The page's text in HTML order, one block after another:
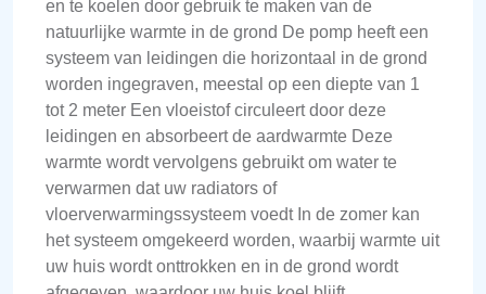
en te koelen door gebruik te maken van de
natuurlijke warmte in de grond De pomp heeft een
systeem van leidingen die horizontaal in de grond
worden ingegraven, meestal op een diepte van 1
tot 2 meter Een vloeistof circuleert door deze
leidingen en absorbeert de aardwarmte Deze
warmte wordt vervolgens gebruikt om water te
verwarmen dat uw radiators of
vloerverwarmingssysteem voedt In de zomer kan
het systeem omgekeerd worden, waarbij warmte uit
uw huis wordt onttrokken en in de grond wordt